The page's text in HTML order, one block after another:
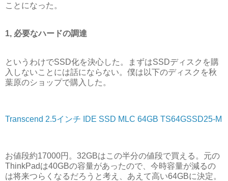
ことになった。
1, 必要なハードの調達
というわけでSSD化を決心した。まずはSSDディスクを購
入しないことには話にならない。僕は以下のディスクを秋
葉原のショップで購入した。
Transcend 2.5インチ IDE SSD MLC 64GB TS64GSSD25-M
お値段約17000円。32GBはこの半分の値段で買える。元の
ThinkPadは40GBの容量があったので、今時容量が減るの
は将来つらくなるだろうと考え、あえて高い64GBに決定。